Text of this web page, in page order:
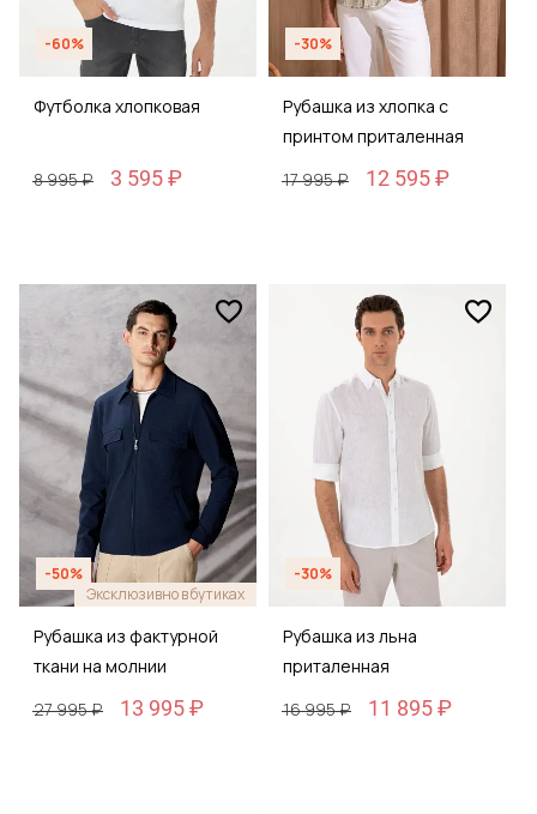
-60%
Футболка хлопковая
8 995 ₽ 3 595 ₽
-30%
Рубашка из хлопка с
принтом приталенная
17 995 ₽
12 595 ₽
-50%
Эксклюзивно в бутиках
Рубашка из фактурной
ткани на молнии
27 995 ₽
13 995 ₽
-30%
Рубашка из льна
приталенная
16 995 ₽
11 895 ₽